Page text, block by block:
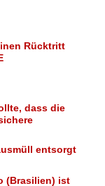
Rücktritt
dass die
entsorgt
(Brasilien) ist